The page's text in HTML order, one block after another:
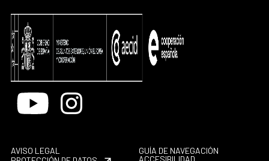
Youtube Instagram
AVISO LEGAL
GUÍA DE NAVEGACIÓN